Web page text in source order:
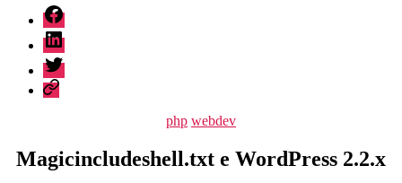
fb
linkedin
twitter
sessionize
Categorie
php webdev
Magicincludeshell.txt e WordPress 2.2.x